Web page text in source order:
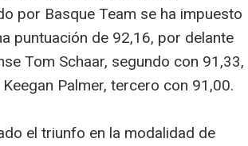
por Basque Team se ha impuesto
puntuación de 92,16, por delante
Tom Schaar, segundo con 91,33,
Palmer, tercero con 91,00.
el triunfo en la modalidad de